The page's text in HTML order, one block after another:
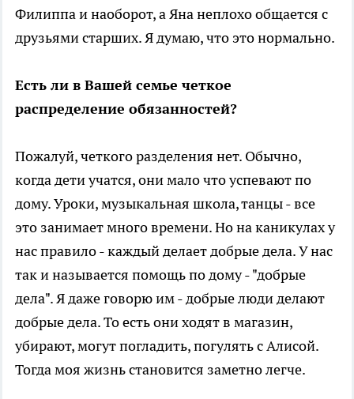
Филиппа и наоборот, а Яна неплохо общается с
друзьями старших. Я думаю, что это нормально.
Есть ли в Вашей семье четкое
распределение обязанностей?
Пожалуй, четкого разделения нет. Обычно,
когда дети учатся, они мало что успевают по
дому. Уроки, музыкальная школа, танцы - все
это занимает много времени. Но на каникулах у
нас правило - каждый делает добрые дела. У нас
так и называется помощь по дому - "добрые
дела". Я даже говорю им - добрые люди делают
добрые дела. То есть они ходят в магазин,
убирают, могут погладить, погулять с Алисой.
Тогда моя жизнь становится заметно легче.